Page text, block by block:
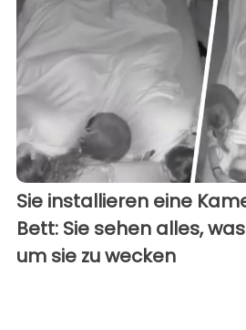
Sie installieren eine
Bett: Sie sehen alles,
um sie zu wecken